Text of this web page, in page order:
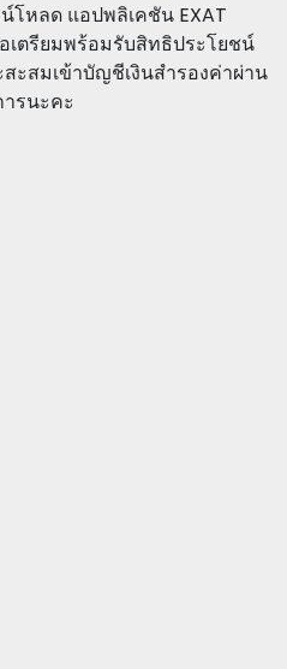
โหลด แอปพลิเคชัน EXAT
ตรียมพร้อมรับสิทธิประโยชน์
ะสมเข้าบัญชีเงินสำรองค่าผ่าน
รนะคะ